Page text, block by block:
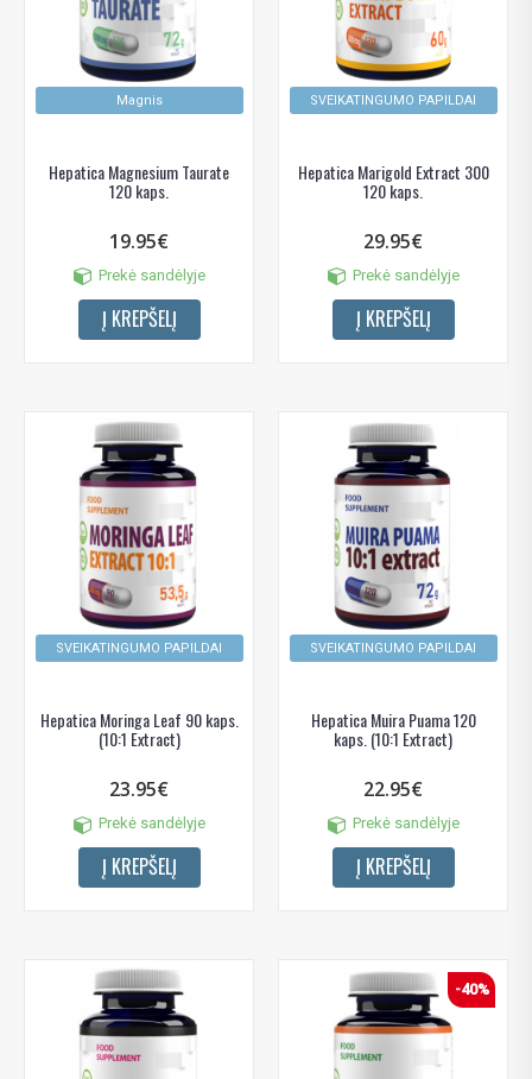
Magnis
Hepatica Magnesium Taurate
120 kaps.
19.95€
Prekė sandėlyje
Į KREPŠELĮ
SVEIKATINGUMO PAPILDAI
Hepatica Marigold Extract 300
120 kaps.
29.95€
Prekė sandėlyje
Į KREPŠELĮ
SVEIKATINGUMO PAPILDAI
Hepatica Moringa Leaf 90 kaps.
(10:1 Extract)
23.95€
Prekė sandėlyje
Į KREPŠELĮ
SVEIKATINGUMO PAPILDAI
Hepatica Muira Puama 120
kaps. (10:1 Extract)
22.95€
Prekė sandėlyje
Į KREPŠELĮ
-40%